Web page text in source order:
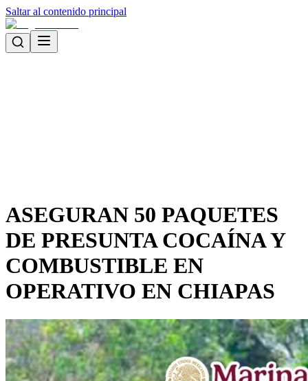
Saltar al contenido principal
ASEGURAN 50 PAQUETES
DE PRESUNTA COCAÍNA Y
COMBUSTIBLE EN
OPERATIVO EN CHIAPAS